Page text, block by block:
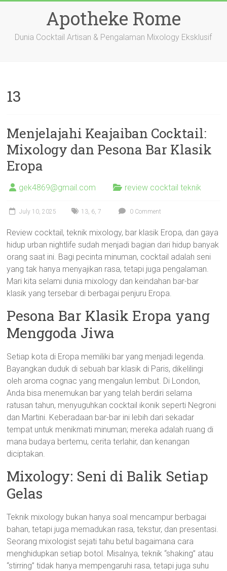
Apotheke Rome
Dunia Cocktail Artisan & Pengalaman Mixology Eksklusif
13
Menjelajahi Keajaiban Cocktail:
Mixology dan Pesona Bar Klasik
Eropa
gek4869@gmail.com review cocktail teknik
July 10, 2025 13, 6,7 0 Comment
Review cocktail, teknik mixology, bar klasik Eropa, dan gaya
hidup urban nightlife sudah menjadi bagian dari hidup banyak
orang saat ini. Bagi pecinta minuman, cocktail adalah seni
yang tak hanya menyajikan rasa, tetapi juga pengalaman.
Mari kita selami dunia mixology dan keindahan bar-bar
klasik yang tersebar di berbagai penjuru Eropa.
Pesona Bar Klasik Eropa yang
Menggoda Jiwa
Setiap kota di Eropa memiliki bar yang menjadi legenda.
Bayangkan duduk di sebuah bar klasik di Paris, dikelilingi
oleh aroma cognac yang mengalun lembut. Di London,
Anda bisa menemukan bar yang telah berdiri selama
ratusan tahun, menyuguhkan cocktail ikonik seperti Negroni
dan Martini. Keberadaan bar-bar ini lebih dari sekadar
tempat untuk menikmati minuman; mereka adalah ruang di
mana budaya bertemu, cerita terlahir, dan kenangan
diciptakan.
Mixology: Seni di Balik Setiap
Gelas
Teknik mixology bukan hanya soal mencampur berbagai
bahan, tetapi juga memadukan rasa, tekstur, dan presentasi.
Seorang mixologist sejati tahu betul bagaimana cara
menghidupkan setiap botol. Misalnya, teknik “shaking” atau
“stirring” tidak hanya mempengaruhi rasa, tetapi juga suhu